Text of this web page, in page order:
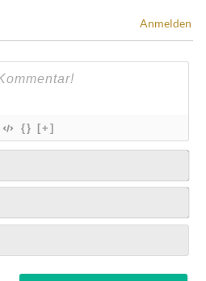
Anmelden
{} [+]